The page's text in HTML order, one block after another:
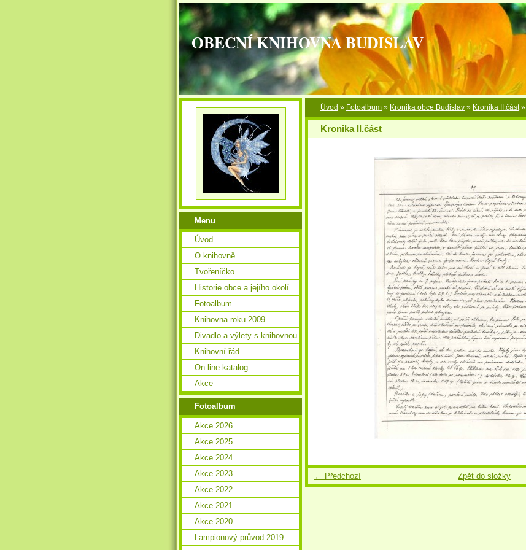
OBECNÍ KNIHOVNA BUDISLAV
Úvod » Fotoalbum » Kronika obce Budislav » Kronika II.část»
Kronika II.část
← Předchozí Zpět do složky
Menu
Úvod
O knihovně
Tvořeníčko
Historie obce a jejího okolí
Fotoalbum
Knihovna roku 2009
Divadlo a výlety s knihovnou
Knihovní řád
On-line katalog
Akce
Fotoalbum
Akce 2026
Akce 2025
Akce 2024
Akce 2023
Akce 2022
Akce 2021
Akce 2020
Lampionový průvod 2019